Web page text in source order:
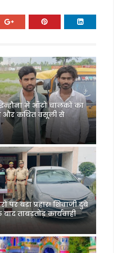
में ऑटो चालकों का
और कथित वसूली से
पर बड़ा प्रहार! शिवाजी दुबे
ताबड़तोड़ कार्यवाही